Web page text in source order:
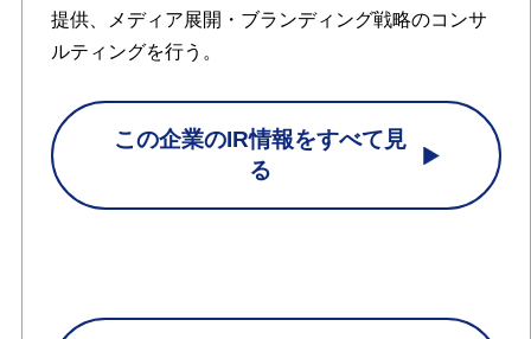
提供、メディア展開・ブランディング戦略のコンサ
ルティングを行う。
この企業のIR情報をすべて見
る